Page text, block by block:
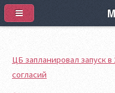
ЦБ запланировал запуск
согласий